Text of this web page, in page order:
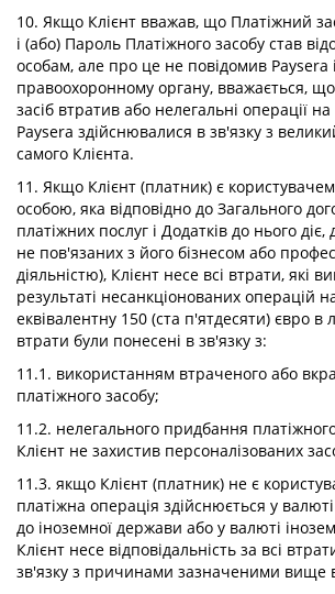
10. Якщо Клієнт вважав, що Платіжний
і (або) Пароль Платіжного засобу став
особам, але про це не повідомив Paysera
правоохоронному органу, вважається,
засіб втратив або нелегальні операції
Paysera здійснювалися в зв'язку з
самого Клієнта.
11. Якщо Клієнт (платник) є
особою, яка відповідно до Загального
платіжних послуг і Додатків до нього
не пов'язаних з його бізнесом або
діяльністю), Клієнт несе всі втрати, які
результаті несанкціонованих операцій
еквівалентну 150 (ста п'ятдесяти) євро в
втрати були понесені в зв'язку з:
11.1. використанням втраченого або
платіжного засобу;
11.2. нелегального придбання
Клієнт не захистив персоналізованих
11.3. якщо Клієнт (платник) не є
платіжна операція здійснюється у
до іноземної держави або у валюті
Клієнт несе відповідальність за всі
зв'язку з причинами зазначеними вище